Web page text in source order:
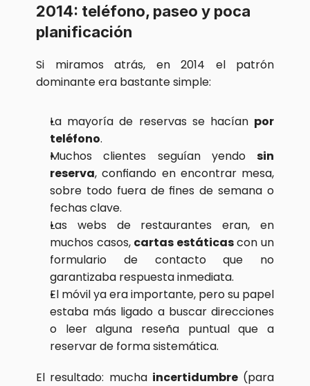
2014: teléfono, paseo y poca
planificación
Si miramos atrás, en 2014 el patrón
dominante era bastante simple:
La mayoría de reservas se hacían por
teléfono.
Muchos clientes seguían yendo sin
reserva, confiando en encontrar mesa,
sobre todo fuera de fines de semana o
fechas clave.
Las webs de restaurantes eran, en
muchos casos, cartas estáticas con un
formulario de contacto que no
garantizaba respuesta inmediata.
El móvil ya era importante, pero su papel
estaba más ligado a buscar direcciones
o leer alguna reseña puntual que a
reservar de forma sistemática.
El resultado: mucha incertidumbre (para